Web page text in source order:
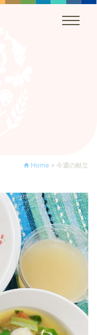
Home » 今週の献立